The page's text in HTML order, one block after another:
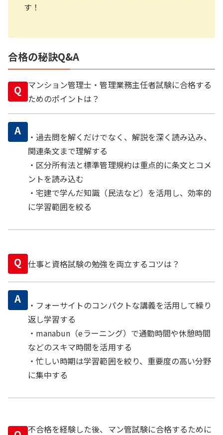
す！
合格の秘訣Q&A
Q
マンション管理士・管理業務主任者試験に合格する
ためのポイントは？
A
・過去問を解くだけでなく、解説を深く読み込み、
関連条文まで理解する
・区分所有法と標準管理規約は重点的に条文とコメ
ントを読み込む
・宅建で学んだ知識（民法など）を活用し、効率的
に学習範囲を絞る
Q 仕事と資格試験の勉強を両立するコツは？
A
・フォーサイトのコンパクトな講義を活用して繰り
返し学習する
・manabun（eラーニング）で通勤時間や休憩時間
などのスキマ時間を活用する
・忙しい時期は学習範囲を絞り、重要度の高い分野
に集中する
不合格を経験した後、マン管試験に合格するために